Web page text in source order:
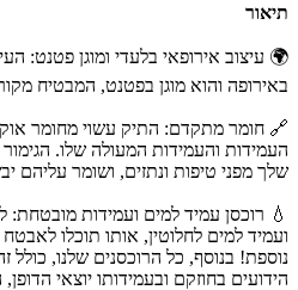
תיאור
🌍 עיצוב אירופאי בלעדי ומוגן פטנט:
באירופה והוא מוגן בפטנט, המבטיח
העמידות והעמידות המעולה שלו.
שלך מפני טיפות ונתזים, ושומר עליהם
💧 רוכסן עמיד למים ועמידות
ועמיד למים לחלוטין, אותו תוכלו
הידועים בחוזקם ובעמידותו יוצאי הדופן, העולה על